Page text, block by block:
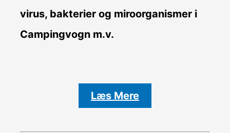
virus, bakterier og miroorganismer i
Campingvogn m.v.
Læs Mere